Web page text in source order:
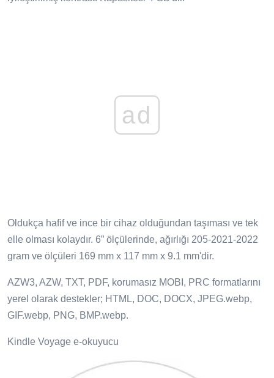
ad
Oldukça hafif ve ince bir cihaz olduğundan taşıması ve tek
elle olması kolaydır. 6” ölçülerinde, ağırlığı 205-2021-2022
gram ve ölçüleri 169 mm x 117 mm x 9.1 mm'dir.
AZW3, AZW, TXT, PDF, korumasız MOBI, PRC formatlarını
yerel olarak destekler; HTML, DOC, DOCX, JPEG.webp,
GIF.webp, PNG, BMP.webp.
Kindle Voyage e-okuyucu